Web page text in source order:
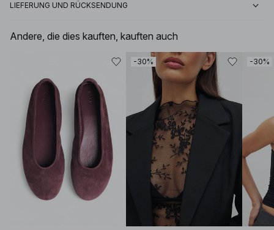
LIEFERUNG UND RÜCKSENDUNG
Andere, die dies kauften, kauften auch
-30% -30%